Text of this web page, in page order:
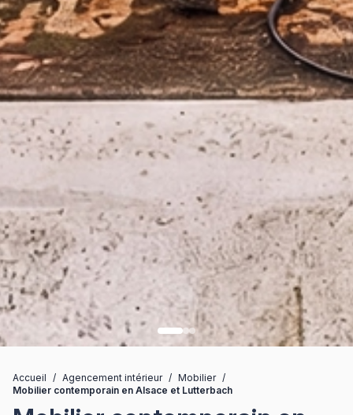
Accueil / Agencement intérieur / Mobilier /
Mobilier contemporain en Alsace et Lutterbach